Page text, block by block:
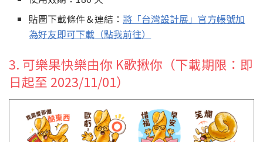
貼圖下載條件＆連結： 將「台灣設計展」官方帳號加
為好友即可下載（點我前往）
3. 可樂果快樂由你 K歌揪你（下載期限：即
日起至 2023/11/01）